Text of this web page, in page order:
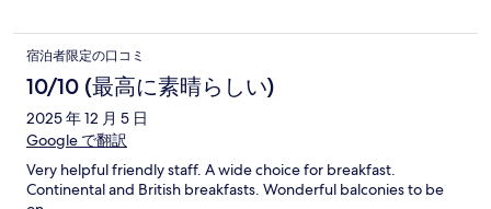
宿泊者限定の口コミ
10/10 (最高に素晴らしい)
2025 年 12 月 5 日
Google で翻訳
Very helpful friendly staff. A wide choice for breakfast.
Continental and British breakfasts. Wonderful balconies to be